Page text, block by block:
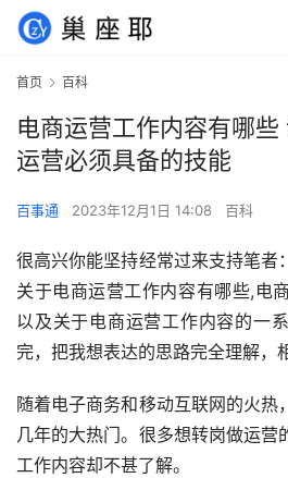
首页 百科
电商运营工作内容有哪
运营必须具备的技能
百事通 2023年12月1日 14:08 百科
很高兴你能坚持经常过来支持笔者
关于电商运营工作内容有哪些,电
以及关于电商运营工作内容的一
完，把我想表达的思路完全理解，
随着电子商务和移动互联网的火热
几年的大热门。很多想转岗做运营
工作内容却不甚了解。